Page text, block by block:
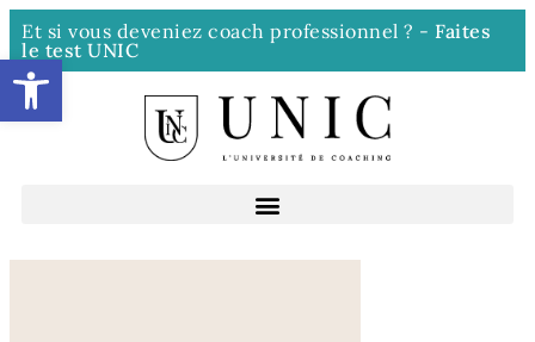
Ouvrir la barre d’outils
Et si vous deveniez coach professionnel ? - Faites
le test UNIC